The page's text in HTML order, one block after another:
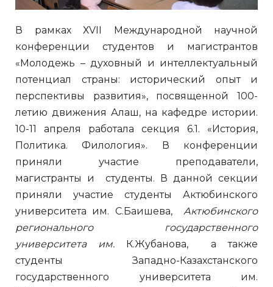
В рамках ХVІІ Международной научной
конференции студентов и магистрантов
«Молодежь – духовный и интеллектуальный
потенциал страны: исторический опыт и
перспективы развития», посвященной 100-
летию движения Алаш, на кафедре истории.
10-11 апреля работала секция 6.1. «История,
Политика. Филология». В конференции
приняли участие преподаватели,
магистранты и студенты. В данной секции
приняли участие студенты Актюбинского
университета им. С.Баишева, Актюбинского
региональногогосударственного
университета им.
К.Жубанова, а также
студенты Западно-Казахстанского
государственного университета им.